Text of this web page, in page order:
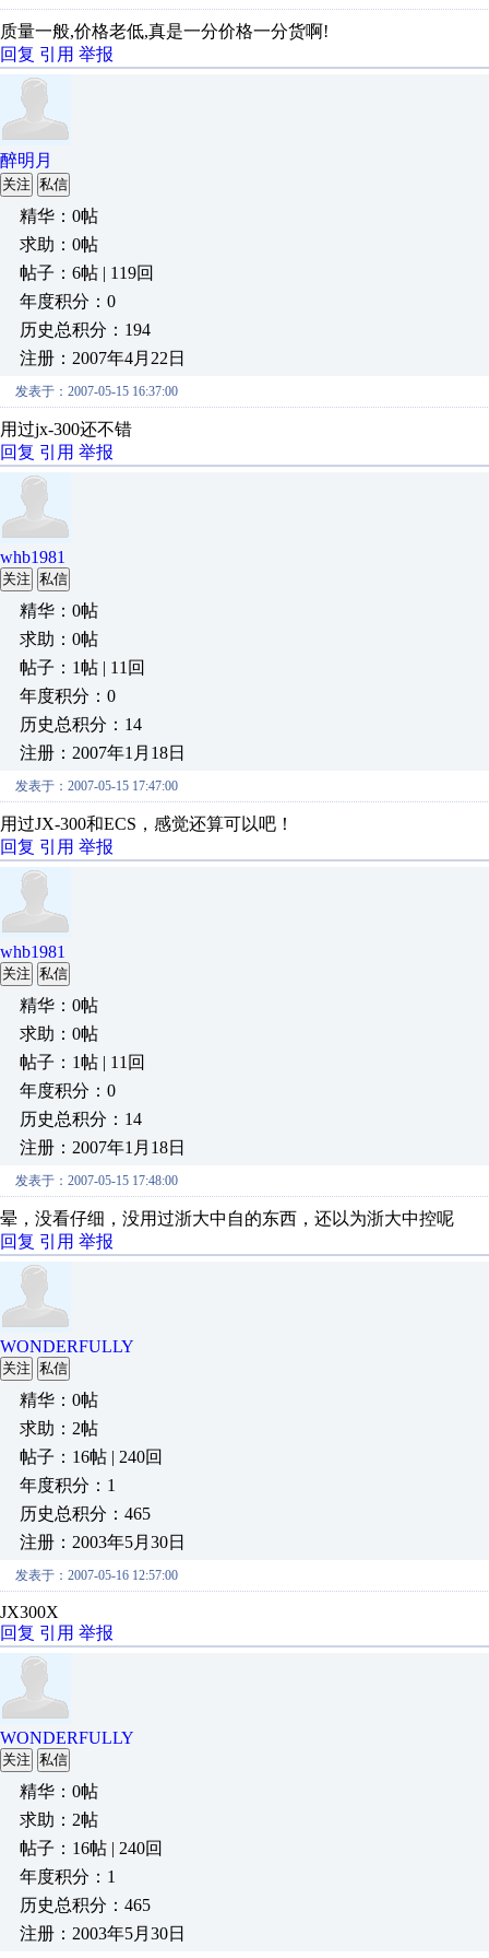
质量一般,价格老低,真是一分价格一分货啊!
回复 引用 举报
醉明月
关注 私信
精华：0帖
求助：0帖
帖子：6帖 | 119回
年度积分：0
历史总积分：194
注册：2007年4月22日
发表于：2007-05-15 16:37:00
用过jx-300还不错
回复 引用 举报
whb1981
关注 私信
精华：0帖
求助：0帖
帖子：1帖 | 11回
年度积分：0
历史总积分：14
注册：2007年1月18日
发表于：2007-05-15 17:47:00
用过JX-300和ECS，感觉还算可以吧！
回复 引用 举报
whb1981
关注 私信
精华：0帖
求助：0帖
帖子：1帖 | 11回
年度积分：0
历史总积分：14
注册：2007年1月18日
发表于：2007-05-15 17:48:00
晕，没看仔细，没用过浙大中自的东西，还以为浙大中控呢
回复 引用 举报
WONDERFULLY
关注 私信
精华：0帖
求助：2帖
帖子：16帖 | 240回
年度积分：1
历史总积分：465
注册：2003年5月30日
发表于：2007-05-16 12:57:00
JX300X
回复 引用 举报
WONDERFULLY
关注 私信
精华：0帖
求助：2帖
帖子：16帖 | 240回
年度积分：1
历史总积分：465
注册：2003年5月30日